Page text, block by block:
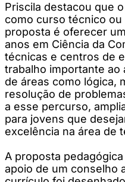
Priscila destacou que
como curso técnico ou
proposta é oferecer
anos em Ciência da
técnicas e centros de
trabalho importante
de áreas como lógica,
resolução de
a esse percurso,
para jovens que
excelência na área de
A proposta
apoio de um conselho